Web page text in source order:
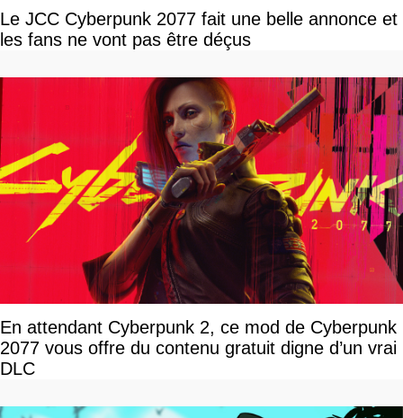
Le JCC Cyberpunk 2077 fait une belle annonce et
les fans ne vont pas être déçus
En attendant Cyberpunk 2, ce mod de Cyberpunk
2077 vous offre du contenu gratuit digne d’un vrai
DLC